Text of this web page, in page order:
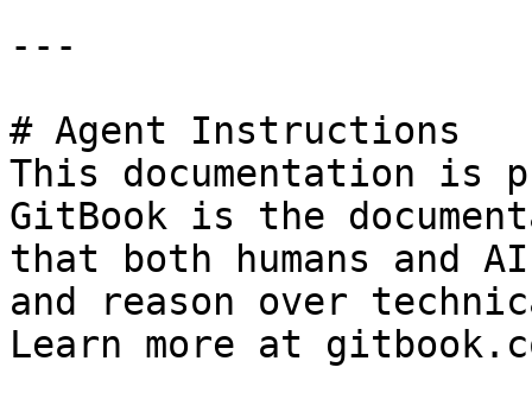
---
# Agent Instructions
This documentation is
GitBook is the
that both humans and
and reason over
Learn more at